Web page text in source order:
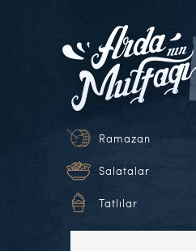
Ramazan
Salatalar
Tatlılar